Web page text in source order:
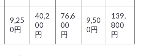
9,25
0円
40,2
00
円
76,6
00
円
9,50
0円
139,
800
円